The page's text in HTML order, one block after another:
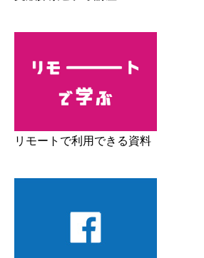
リモートで利用できる資料